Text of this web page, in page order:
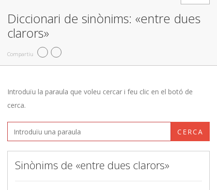
Diccionari de sinònims: «entre dues
clarors»
Compartiu
Introduïu la paraula que voleu cercar i feu clic en el botó de
cerca.
CERCA
Sinònims de «entre dues clarors»